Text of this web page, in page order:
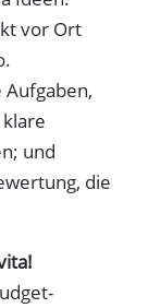
vor Ort
und
die